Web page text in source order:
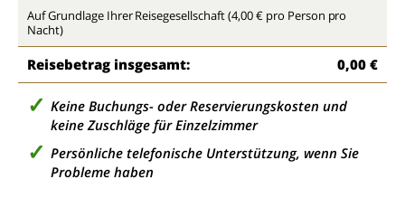
Auf Grundlage Ihrer Reisegesellschaft (4,00 € pro Person pro
Nacht)
Reisebetrag insgesamt: 0,00 €
Keine Buchungs- oder Reservierungskosten und
keine Zuschläge für Einzelzimmer
Persönliche telefonische Unterstützung, wenn Sie
Probleme haben